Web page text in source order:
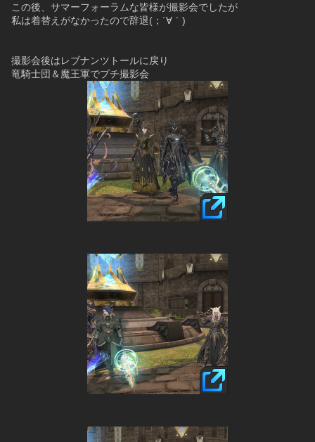
この後、サマーフォーラムな皆様が撮影会でしたが
私は着替えがなかったので辞退(；´∀｀)
撮影会後はレブナンツトールに戻り
竜騎士団＆魔王軍でプチ撮影会